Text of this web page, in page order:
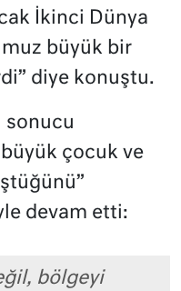
İkinci Dünya
büyük bir
diye konuştu.
sonucu
büyük çocuk ve
devam etti:
bölgeyi